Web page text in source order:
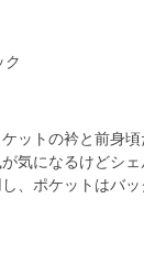
ク
ットの衿と前身
気になるけどシ
、ポケットはバ